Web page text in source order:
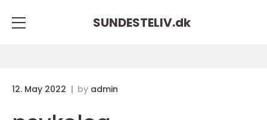
SUNDESTELIV.dk
12. May 2022 by admin